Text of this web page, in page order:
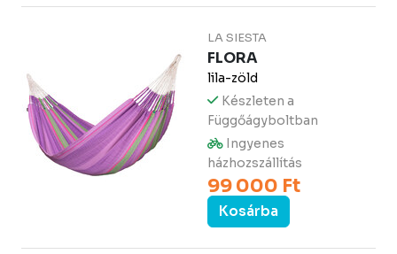
LA SIESTA
FLORA
lila-zöld
Készleten a
Függőágyboltban
Ingyenes
házhozszállítás
99 000 Ft
Kosárba